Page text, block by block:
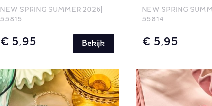
NEW SPRING SUMMER 2026
55815
€ 5,95 Bekijk
NEW SPRING
55814
€ 5,95